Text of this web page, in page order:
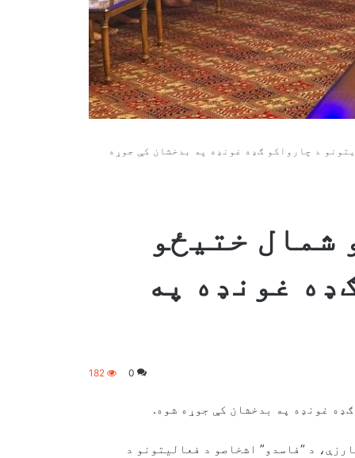
ولایتونو د چارواکو ګډه غونډه په بدخشان کې جوړه
او شمال ختیځو
غونډه په
0
182
غونډه په بدخشان کې جوړه شوه.
د “فاسدو” اشخاصو د فعالیتونو د